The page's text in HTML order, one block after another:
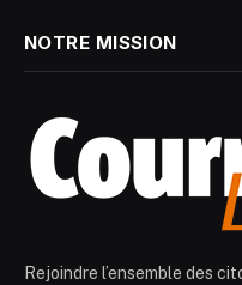
NOTRE MISSION
Rejoindre l’ensemble des